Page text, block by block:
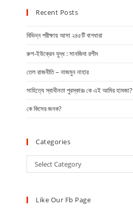
Recent Posts
বিভিন্ন পরীক্ষায় আসা ২৪৫টি বাগধারা
রুশ-ইউক্রেন যুদ্ধ : সানজিদা রশীদ
তেল রাজনীতি – নাজমুন নাহার
সাহিত্যে স্বাধীনতা পুরস্কারঃ কে এই আমির হামজা?
কে কিসের জনক?
Categories
Select Category
Like Our Fb Page